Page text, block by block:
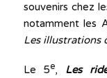
souvenirs chez
notamment les
Les illustrations
Le 5e, Les